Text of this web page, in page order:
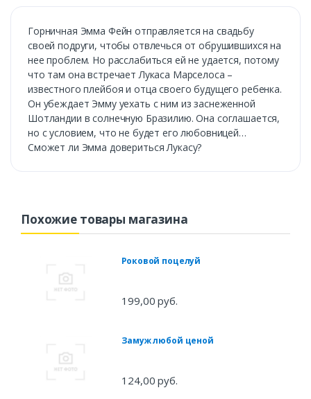
Горничная Эмма Фейн отправляется на свадьбу
своей подруги, чтобы отвлечься от обрушившихся на
нее проблем. Но расслабиться ей не удается, потому
что там она встречает Лукаса Марселоса –
известного плейбоя и отца своего будущего ребенка.
Он убеждает Эмму уехать с ним из заснеженной
Шотландии в солнечную Бразилию. Она соглашается,
но с условием, что не будет его любовницей…
Сможет ли Эмма довериться Лукасу?
Похожие товары магазина
Роковой поцелуй
199,00 руб.
Замуж любой ценой
124,00 руб.